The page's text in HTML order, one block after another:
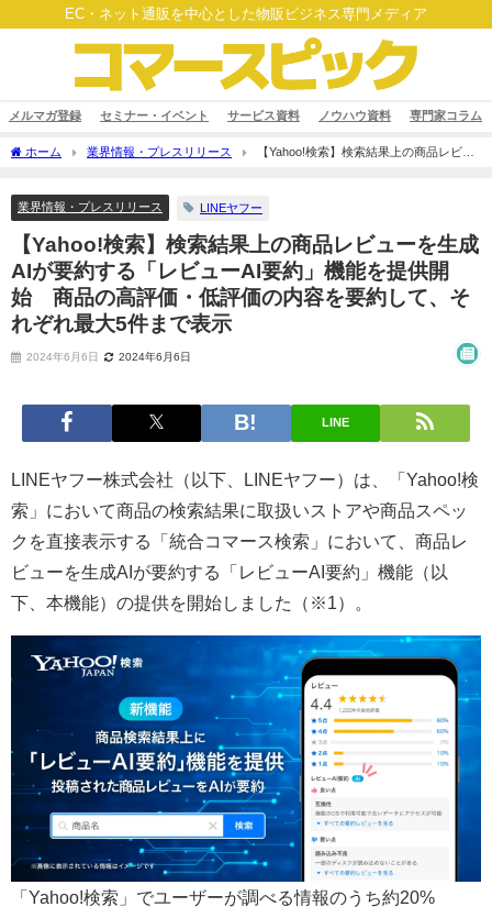
EC・ネット通販を中心とした物販ビジネス専門メディア
メルマガ登録 セミナー・イベント サービス資料 ノウハウ資料 専門家コラム
ホーム 業界情報・プレスリリース
【Yahoo!検索】検索結果上の商品レビュ
業界情報・プレスリリース
LINEヤフー
【Yahoo!検索】検索結果上の商品レビューを生成
AIが要約する「レビューAI要約」機能を提供開
始 商品の高評価・低評価の内容を要約して、そ
れぞれ最大5件まで表示
2024年6月6日 2024年6月6日
LINE
LINEヤフー株式会社（以下、LINEヤフー）は、「Yahoo!検
索」において商品の検索結果に取扱いストアや商品スペッ
クを直接表示する「統合コマース検索」において、商品レ
ビューを生成AIが要約する「レビューAI要約」機能（以
下、本機能）の提供を開始しました（※1）。
「Yahoo!検索」でユーザーが調べる情報のうち約20%